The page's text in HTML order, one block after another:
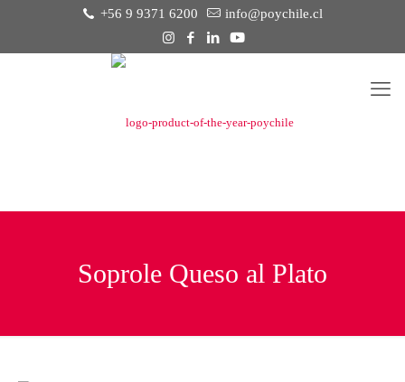
+56 9 9371 6200 info@poychile.cl
Soprole Queso al Plato